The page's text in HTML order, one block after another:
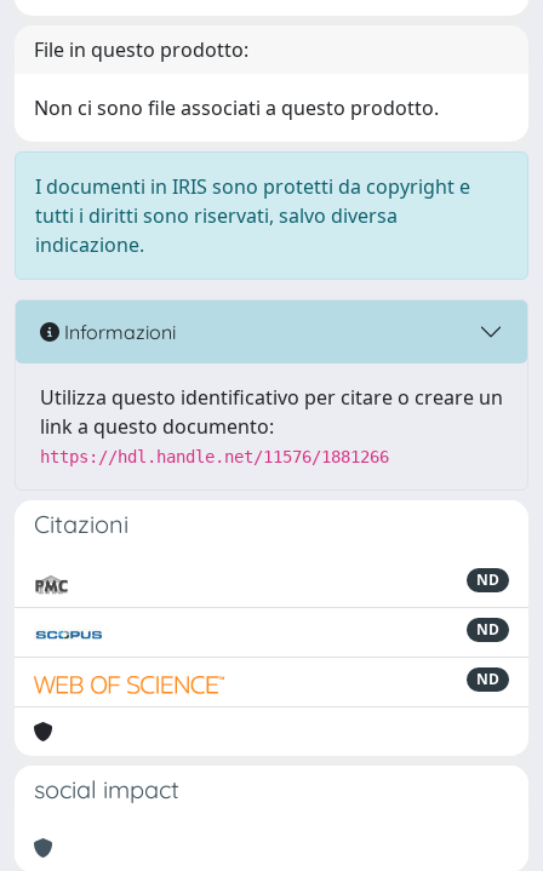
File in questo prodotto:
Non ci sono file associati a questo prodotto.
I documenti in IRIS sono protetti da copyright e
tutti i diritti sono riservati, salvo diversa
indicazione.
Informazioni
Utilizza questo identificativo per citare o creare un
link a questo documento:
https://hdl.handle.net/11576/1881266
Citazioni
ND
ND
ND
social impact